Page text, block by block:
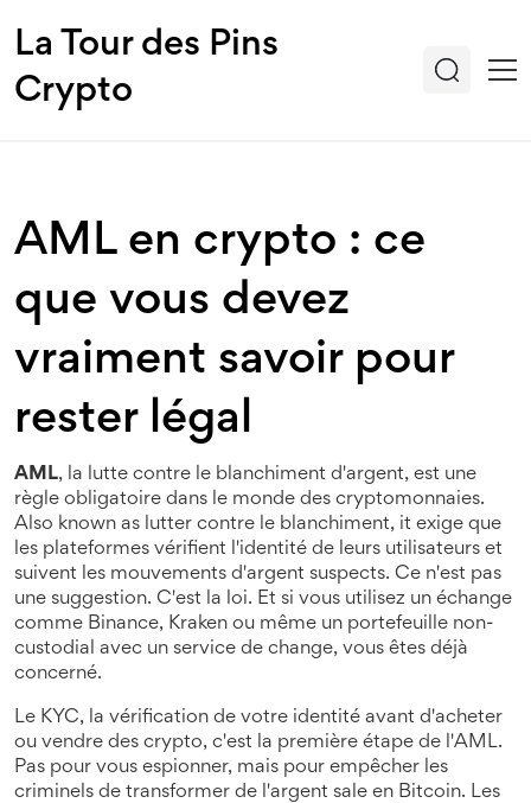
La Tour des Pins
Crypto
AML en crypto : ce
que vous devez
vraiment savoir pour
rester légal
AML, la lutte contre le blanchiment d'argent, est une
règle obligatoire dans le monde des cryptomonnaies.
Also known as lutter contre le blanchiment, it exige que
les plateformes vérifient l'identité de leurs utilisateurs et
suivent les mouvements d'argent suspects. Ce n'est pas
une suggestion. C'est la loi. Et si vous utilisez un échange
comme Binance, Kraken ou même un portefeuille non-
custodial avec un service de change, vous êtes déjà
concerné.
Le KYC, la vérification de votre identité avant d'acheter
ou vendre des crypto, c'est la première étape de l'AML.
Pas pour vous espionner, mais pour empêcher les
criminels de transformer de l'argent sale en Bitcoin. Les